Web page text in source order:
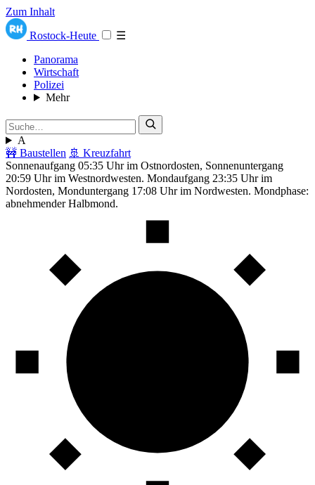
Zum Inhalt
Rostock-Heute
☰
Panorama
Wirtschaft
Polizei
Mehr
A
🚧 Baustellen 🚢 Kreuzfahrt
Sonnenaufgang 05:35 Uhr im Ostnordosten, Sonnenuntergang
20:59 Uhr im Westnordwesten. Mondaufgang 23:35 Uhr im
Nordosten, Monduntergang 17:08 Uhr im Nordwesten. Mondphase:
abnehmender Halbmond.